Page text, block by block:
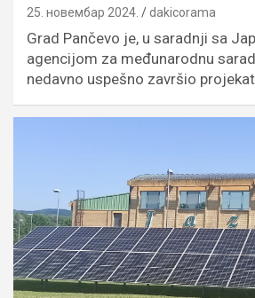
25. новембар 2024. dakicorama
Grad Pančevo je, u saradnji sa
agencijom za međunarodnu
nedavno uspešno završio